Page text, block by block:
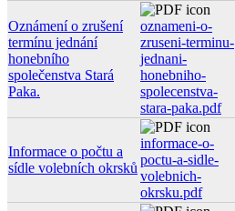
Oznámení o zrušení
termínu jednání
honebního
společenstva Stará
Paka.
oznameni-o-
zruseni-terminu-
jednani-
honebniho-
spolecenstva-
stara-paka.pdf
Informace o počtu a
sídle volebních okrsků
informace-o-
poctu-a-sidle-
volebnich-
okrsku.pdf